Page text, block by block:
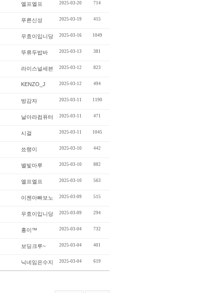
엘프엘프 2025-03-20 714
푸른신성 2025-03-19 415
우효이입니당 2025-03-16 1049
뚜류두밥바 2025-03-13 381
라이스널세븐 2025-03-12 823
KENZO_J 2025-03-12 494
방감자 2025-03-11 1190
날아라컴퓨터 2025-03-11 471
시걸 2025-03-11 1045
쑈랭이 2025-03-10 442
별빛마루 2025-03-10 882
엘프엘프 2025-03-10 563
이젠아빠보노 2025-03-09 515
우효이입니당 2025-03-09 294
홍이™ 2025-03-04 732
보딩크루~ 2025-03-04 401
닉네임은수지 2025-03-04 619